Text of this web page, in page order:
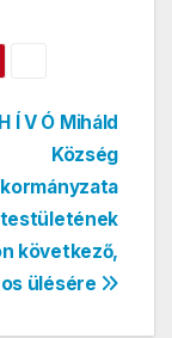
Í V Ó Miháld
Község
következő,
ülésére